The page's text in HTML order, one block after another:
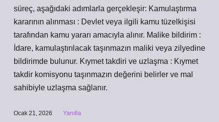
süreç, aşağıdaki adımlarla gerçekleşir: Kamulaştırma
kararının alınması : Devlet veya ilgili kamu tüzelkişisi
tarafından kamu yararı amacıyla alınır. Malike bildirim :
İdare, kamulaştırılacak taşınmazın maliki veya zilyedine
bildirimde bulunur. Kıymet takdiri ve uzlaşma : Kıymet
takdir komisyonu taşınmazın değerini belirler ve mal
sahibiyle uzlaşma sağlanır.
Ocak 21, 2026 Yanıtla